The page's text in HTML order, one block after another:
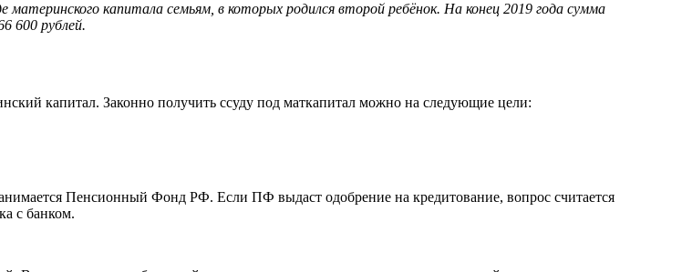
капитала семьям, в которых родился второй ребёнок. На конец 2019 года сумма
600 рублей.
капитал. Законно получить ссуду под маткапитал можно на следующие цели:
Пенсионный Фонд РФ. Если ПФ выдаст одобрение на кредитование, вопрос считается
с банком.